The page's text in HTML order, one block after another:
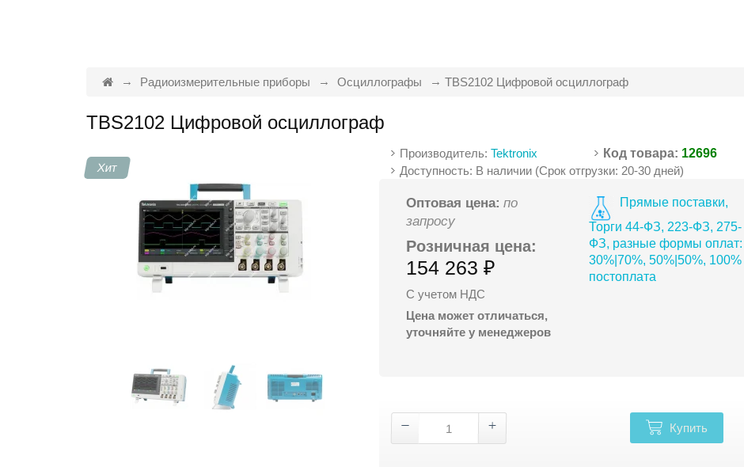
Радиоизмерительные приборы Осциллографы TBS2102 Цифровой осциллограф
TBS2102 Цифровой осциллограф
Хит
Производитель:Tektronix Код товара: 12696
Доступность: В наличии (Срок отгрузки: 20-30 дней)
Оптовая цена: по
запросу
Розничная цена:
154 263 ₽
С учетом НДС
Цена может отличаться,
уточняйте у менеджеров
Прямые поставки,
Торги 44-ФЗ, 223-ФЗ, 275-
ФЗ, разные формы оплат:
30%|70%, 50%|50%, 100%
постоплата
Купить